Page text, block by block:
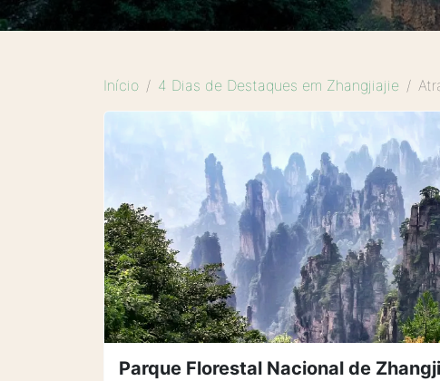
Início 4 Dias de Destaques em Zhangjiajie
Parque Florestal Nacional de